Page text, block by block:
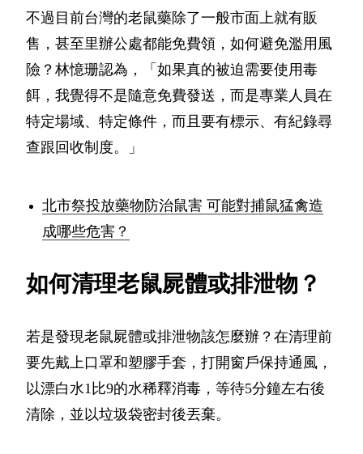
不過目前台灣的老鼠藥除了一般市面上就有販
售，甚至里辦公處都能免費領，如何避免濫用風
險？林憶珊認為，「如果真的被迫需要使用毒
餌，我覺得不是隨意免費發送，而是專業人員在
特定場域、特定條件，而且要有標示、有紀錄尋
查跟回收制度。」
北市祭投放藥物防治鼠害 可能對捕鼠猛禽造
成哪些危害？
如何清理老鼠屍體或排泄物？
若是發現老鼠屍體或排泄物該怎麼辦？在清理前
要先戴上口罩和塑膠手套，打開窗戶保持通風，
以漂白水1比9的水稀釋消毒，等待5分鐘左右後
清除，並以垃圾袋密封後丟棄。